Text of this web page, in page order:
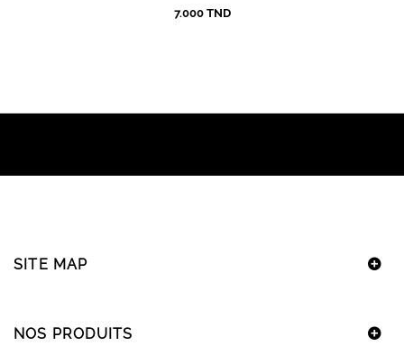
7.000 TND
SITE MAP
NOS PRODUITS